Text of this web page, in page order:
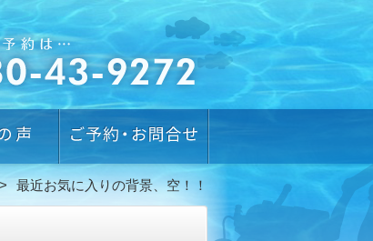
最近お気に入りの背景、空！！